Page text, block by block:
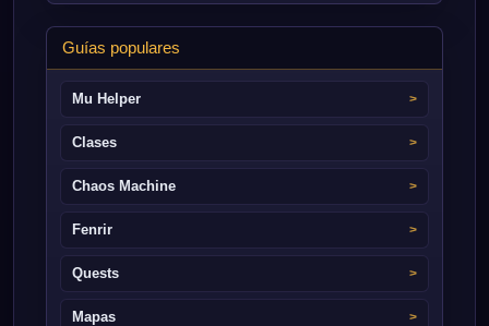
Guías populares
Mu Helper
Clases
Chaos Machine
Fenrir
Quests
Mapas